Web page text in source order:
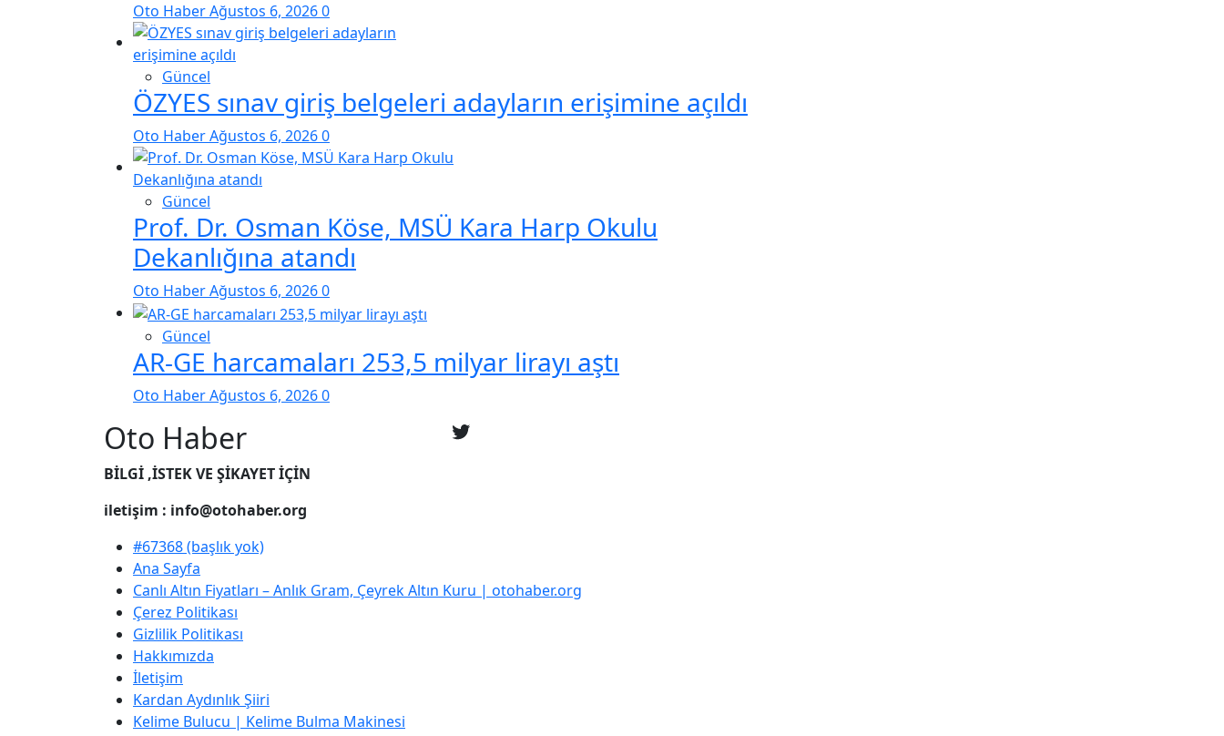
Oto HaberAğustos 6, 20260
Güncel
ÖZYES sınav giriş belgeleri adayların erişimine açıldı
Oto HaberAğustos 6, 20260
Güncel
Prof. Dr. Osman Köse, MSÜ Kara Harp Okulu
Dekanlığına atandı
Oto HaberAğustos 6, 20260
Güncel
AR-GE harcamaları 253,5 milyar lirayı aştı
Oto HaberAğustos 6, 20260
Oto Haber
BİLGİ ,İSTEK VE ŞİKAYET İÇİN
iletişim : info@otohaber.org
#67368 (başlık yok)
Ana Sayfa
Canlı Altın Fiyatları – Anlık Gram, Çeyrek Altın Kuru | otohaber.org
Çerez Politikası
Gizlilik Politikası
Hakkımızda
İletişim
Kardan Aydınlık Şiiri
Kelime Bulucu | Kelime Bulma Makinesi